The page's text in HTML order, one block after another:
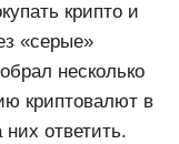
крипто и
«серые»
несколько
криптовалют в
ответить.